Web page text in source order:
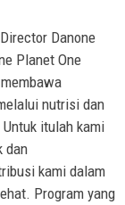
Danone
Planet One
nutrisi dan
itulah kami
dan
kami dalam
Program yang